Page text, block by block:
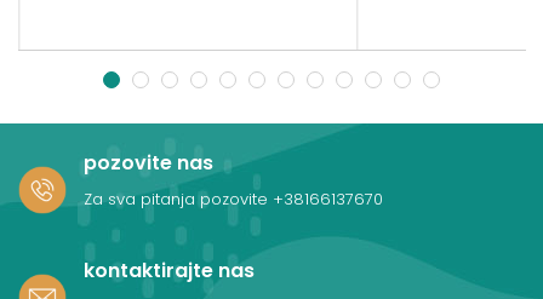
1 2 3 4 5 6 7 8 9 10 11 12
pozovite nas
Za sva pitanja pozovite +38166137670
kontaktirajte nas